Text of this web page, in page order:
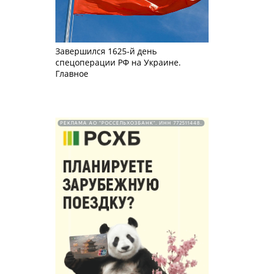
Завершился 1625-й день
спецоперации РФ на Украине.
Главное
РЕКЛАМА АО "РОССЕЛЬХОЗБАНК". ИНН 772511448.